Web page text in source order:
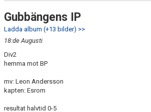
Gubbängens IP
Ladda album (+13 bilder) >>
18:de Augusti
Div2
hemma mot BP
mv: Leon Andersson
kapten: Esrom
resultat halvtid 0-5